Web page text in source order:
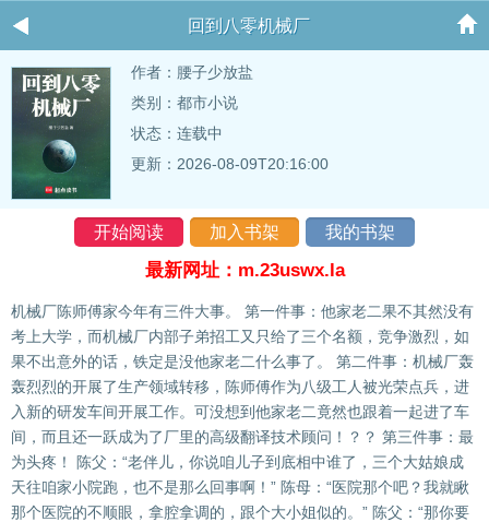
回到八零机械厂
作者： 腰子少放盐
类别：都市小说
状态：连载中
更新：2026-08-09T20:16:00
开始阅读 加入书架 我的书架
最新网址：m.23uswx.la
机械厂陈师傅家今年有三件大事。 第一件事：他家老二果不其然没有
考上大学，而机械厂内部子弟招工又只给了三个名额，竞争激烈，如
果不出意外的话，铁定是没他家老二什么事了。 第二件事：机械厂轰
轰烈烈的开展了生产领域转移，陈师傅作为八级工人被光荣点兵，进
入新的研发车间开展工作。可没想到他家老二竟然也跟着一起进了车
间，而且还一跃成为了厂里的高级翻译技术顾问！？？ 第三件事：最
为头疼！ 陈父：“老伴儿，你说咱儿子到底相中谁了，三个大姑娘成
天往咱家小院跑，也不是那么回事啊！” 陈母：“医院那个吧？我就瞅
那个医院的不顺眼，拿腔拿调的，跟个大小姐似的。” 陈父：“那你要